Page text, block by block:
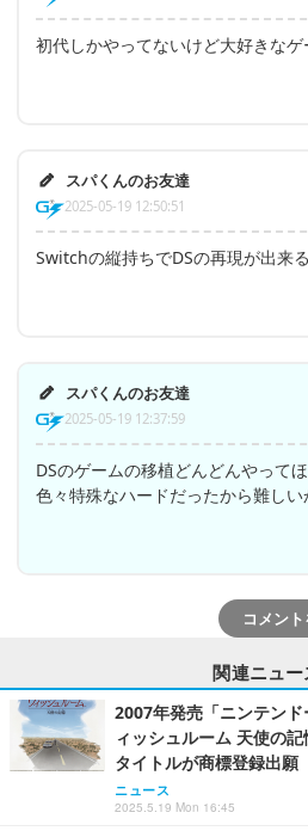
初代しかやってないけど大好きなゲ
スパくんのお友達
2025-05-19 12:50:51
Switchの縦持ちでDSの再現が出来
スパくんのお友達
2025-05-19 12:37:59
DSのゲームの移植どんどんやって
色々特殊なハードだったから難し
コメン
関連ニュー
2007年発売「ニンテン
ィッシュルーム 天使の
タイトルが商標登録出願
ニュース
2025.5.19 Mon 16:45